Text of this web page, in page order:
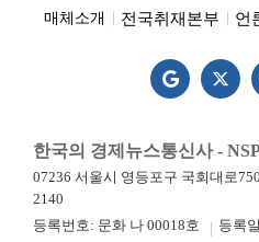
매체소개 전국취재본부 언
한국의 경제뉴스통신사 -
07236 서울시 영등포구 국회대로
2140
등록번호: 문화 나 00018호
등록